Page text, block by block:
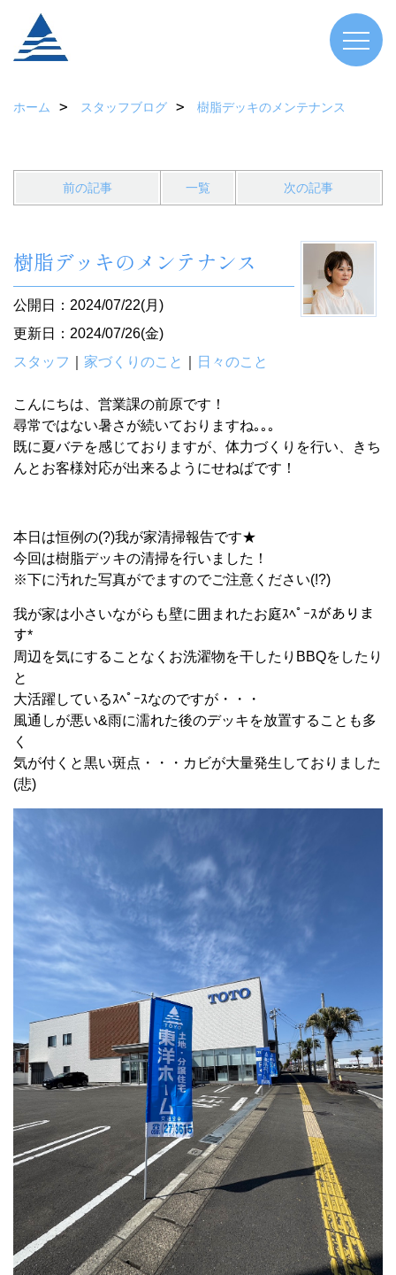
ホーム スタッフブログ 樹脂デッキのメンテナンス
前の記事 一覧 次の記事
樹脂デッキのメンテナンス
公開日：2024/07/22(月)
更新日：2024/07/26(金)
スタッフ
家づくりのこと 日々のこと
こんにちは、営業課の前原です！
尋常ではない暑さが続いておりますね｡｡｡
既に夏バテを感じておりますが、体力づくりを行い、きち
んとお客様対応が出来るようにせねばです！
本日は恒例の(?)我が家清掃報告です★
今回は樹脂デッキの清掃を行いました！
※下に汚れた写真がでますのでご注意ください(!?)
我が家は小さいながらも壁に囲まれたお庭ｽﾍﾟｰｽがありま
す*
周辺を気にすることなくお洗濯物を干したりBBQをしたり
と
大活躍しているｽﾍﾟｰｽなのですが・・・
風通しが悪い&雨に濡れた後のデッキを放置することも多
く
気が付くと黒い斑点・・・カビが大量発生しておりました
(悲)